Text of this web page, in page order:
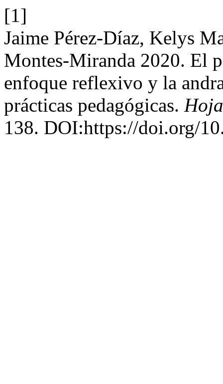
[1]
Jaime Pérez-Díaz, Kelys
Montes-Miranda 2020. El
enfoque reflexivo y la
prácticas pedagógicas.
138. DOI:https://doi.org/